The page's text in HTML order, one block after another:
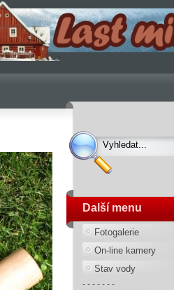
Další menu
Fotogalerie
On-line kamery
Stav vody
- - - - - - -